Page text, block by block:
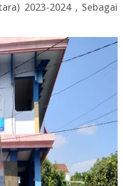
2023-2024 , Sebagai